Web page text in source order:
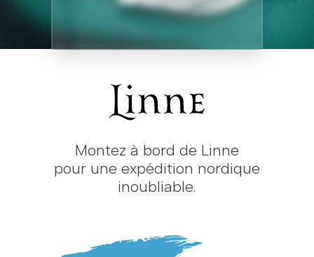
Montez à bord de Linne
pour une expédition nordique
inoubliable.